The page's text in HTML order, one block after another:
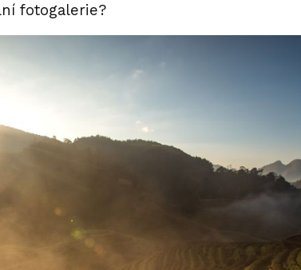
fotogalerie?